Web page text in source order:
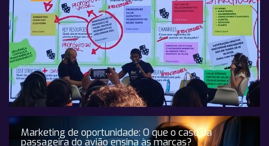
Marketing de oportunidade: O que o caso da
passageira do avião ensina às marcas?